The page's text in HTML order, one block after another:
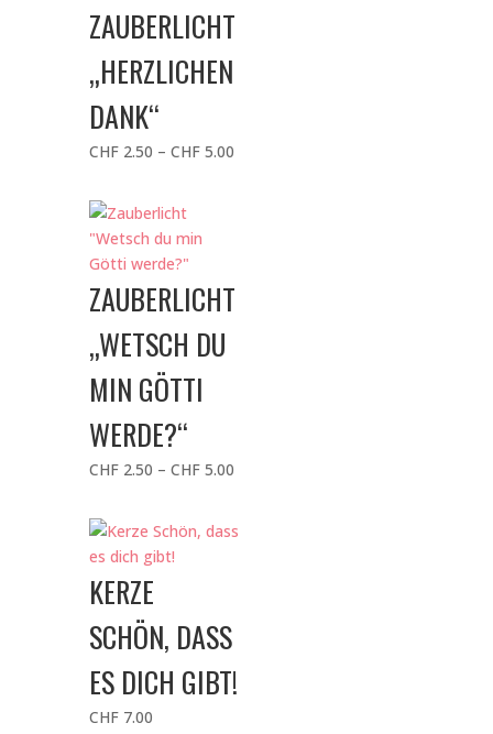
ZAUBERLICHT
„HERZLICHEN
DANK“
CHF2.50 – CHF5.00Preisspanne:
ZAUBERLICHT
„WETSCH DU
MIN GÖTTI
WERDE?“
CHF2.50 – CHF5.00Preisspanne:
KERZE
SCHÖN, DASS
ES DICH GIBT!
CHF7.00